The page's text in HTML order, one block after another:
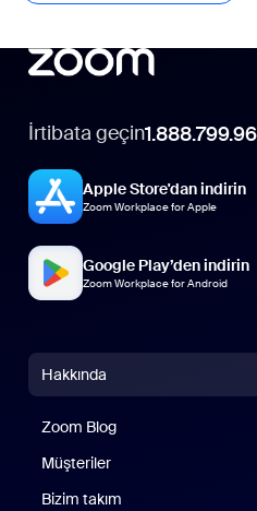
İrtibata geçin
Apple Store'dan indirin
Zoom Workplace for Apple
Google Play’den indirin
Zoom Workplace for Android
Hakkında
Zoom Blog
Müşteriler
Bizim takım